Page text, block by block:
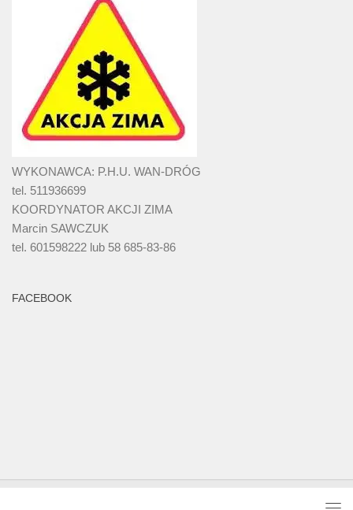
WYKONAWCA: P.H.U. WAN-DRÓG
tel. 511936699
KOORDYNATOR AKCJI ZIMA
Marcin SAWCZUK
tel. 601598222 lub 58 685-83-86
FACEBOOK